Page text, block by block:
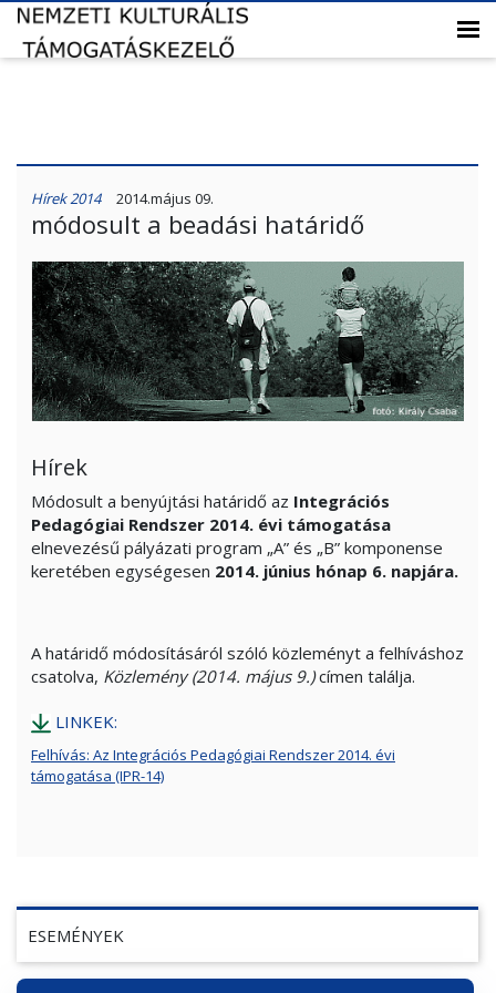
ESEMÉNYEK
Hírek 2014 2014.május 09.
módosult a beadási határidő
Hírek
Módosult a benyújtási határidő az Integrációs
Pedagógiai Rendszer 2014. évi támogatása
elnevezésű pályázati program „A” és „B” komponense
keretében egységesen 2014. június hónap 6. napjára.
A határidő módosításáról szóló közleményt a felhíváshoz
csatolva, Közlemény (2014. május 9.)címen találja.
LINKEK:
Felhívás: Az Integrációs Pedagógiai Rendszer 2014. évi
támogatása (IPR-14)